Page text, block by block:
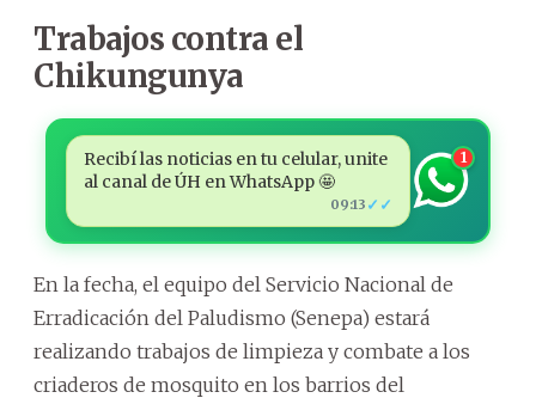
Trabajos contra el
Chikungunya
Recibí las noticias en tu celular, unite
al canal de ÚH en WhatsApp 🤩
09:13 ✓✓
1
En la fecha, el equipo del Servicio Nacional de
Erradicación del Paludismo (Senepa) estará
realizando trabajos de limpieza y combate a los
criaderos de mosquito en los barrios del